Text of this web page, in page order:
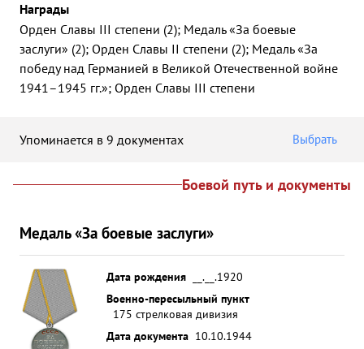
Награды
Орден Славы III степени (2); Медаль «За боевые
заслуги» (2); Орден Славы II степени (2); Медаль «За
победу над Германией в Великой Отечественной войне
1941–1945 гг.»; Орден Славы III степени
Упоминается в 9 документах Выбрать
Боевой путь и документы
Медаль «За боевые заслуги»
Дата рождения
__.__.1920
Военно-пересыльный пункт
175 стрелковая дивизия
Дата документа 10.10.1944